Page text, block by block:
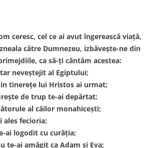
ceresc, cel ce ai avut îngerească viaţă,
către Dumnezeu, izbăveşte-ne din
ca să-ţi cântăm acestea:
neveştejit al Egiptului;
tinereţe lui Hristos ai urmat;
de trup te-ai depărtat;
al căilor monahiceşti;
ales fecioria;
ai logodit cu curăţia;
te-ai amăgit ca Adam şi Eva;